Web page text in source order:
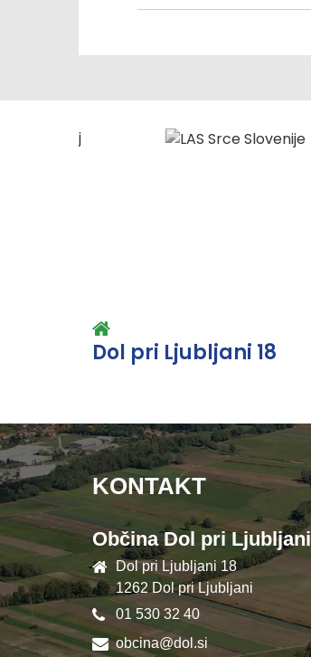
Dol pri Ljubljani 18
KONTAKT
Občina Dol pri Ljubljani
Dol pri Ljubljani 18
1262 Dol pri Ljubljani
01 530 32 40
obcina@dol.si